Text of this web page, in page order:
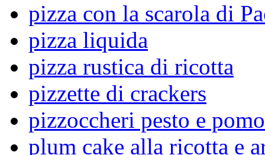
pizza con la scarola di
pizza liquida
pizza rustica di ricotta
pizzette di crackers
pizzoccheri pesto e
plum cake alla ricotta e